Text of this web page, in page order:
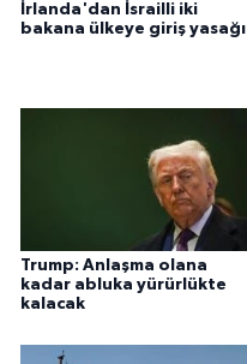
İrlanda'dan İsrailli iki
bakana ülkeye giriş yasağı
Trump: Anlaşma olana
kadar abluka yürürlükte
kalacak